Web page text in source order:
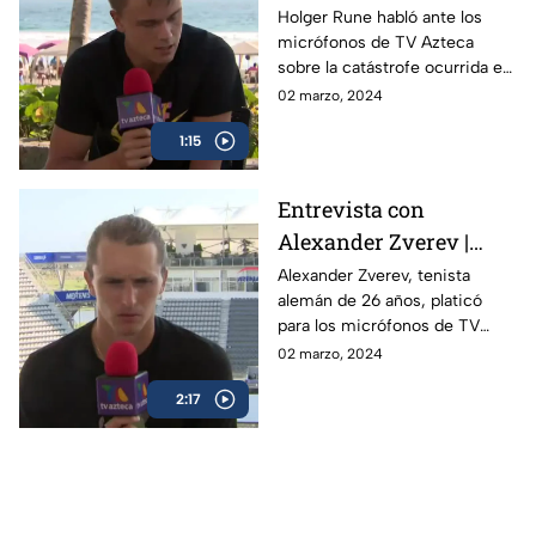
1:15
Mexicano de Tenis
Holger Rune habló ante los
micrófonos de TV Azteca
sobre la catástrofe ocurrida en
Acapulco y como el Abierto
02 marzo, 2024
2:17
Entrevista con
Alexander Zverev |
Abierto Mexicano de
Tenis
Alexander Zverev, tenista
alemán de 26 años, platicó
para los micrófonos de TV
Azteca Deportes durante su
02 marzo, 2024